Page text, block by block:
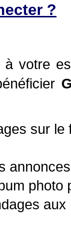
?
votre
sur le
annonces
aux